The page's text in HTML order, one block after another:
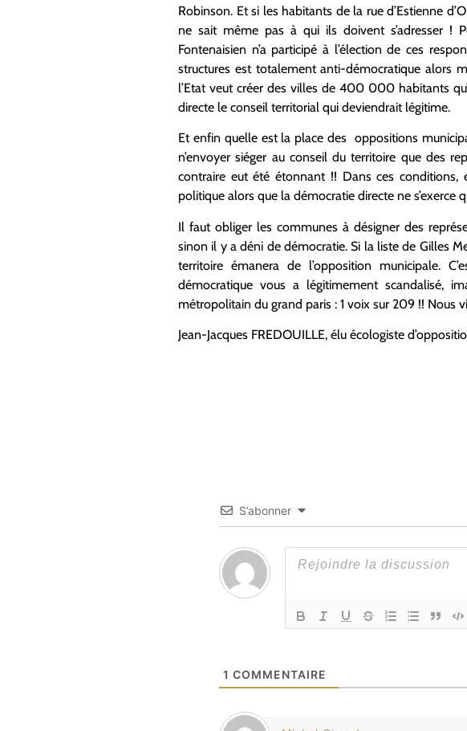
Robinson. Et si les habitants de la rue d’Estienne
ne sait même pas à qui ils doivent s’adresser !
Fontenaisien n’a participé à l’élection de ces
structures est totalement anti-démocratique alors
l’Etat veut créer des villes de 400 000 habitants
directe le conseil territorial qui deviendrait légitime.
Et enfin quelle est la place des oppositions
n’envoyer siéger au conseil du territoire que des
contraire eut été étonnant !! Dans ces
politique alors que la démocratie directe ne s’exerce
Il faut obliger les communes à désigner des
sinon il y a déni de démocratie. Si la liste de Gilles
territoire émanera de l’opposition municipale.
démocratique vous a légitimement scandalisé,
métropolitain du grand paris : 1 voix sur 209 !! Nous
Jean-Jacques FREDOUILLE, élu écologiste
S’abonner
1 COMMENTAIRE